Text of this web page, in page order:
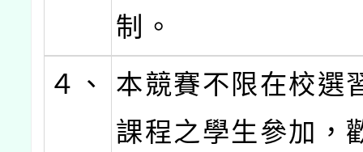
制。
４、
本競賽不限在校選
課程之學生參加，